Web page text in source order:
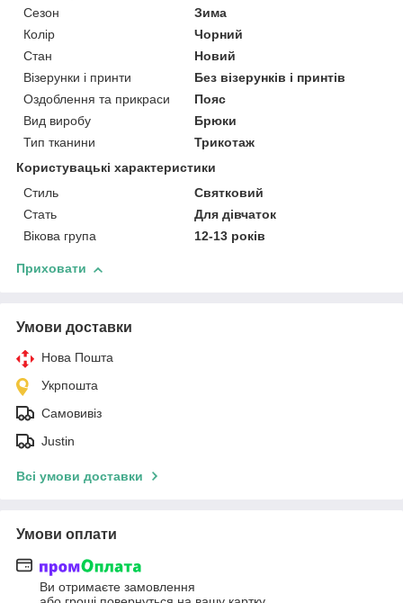
Сезон
Зима
Колір
Чорний
Стан
Новий
Візерунки і принти
Без візерунків і принтів
Оздоблення та прикраси
Пояс
Вид виробу
Брюки
Тип тканини
Трикотаж
Користувацькі характеристики
Стиль
Святковий
Стать
Для дівчаток
Вікова група
12-13 років
Приховати
Умови доставки
Нова Пошта
Укрпошта
Самовивіз
Justin
Всі умови доставки
Умови оплати
Ви отримаєте замовлення